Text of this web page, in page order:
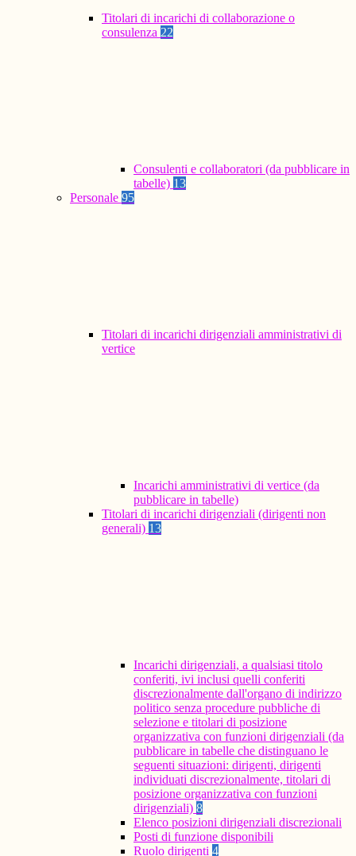
Titolari di incarichi di collaborazione o
consulenza 22
Consulenti e collaboratori (da pubblicare in
tabelle) 13
Personale 95
Titolari di incarichi dirigenziali amministrativi di
vertice
Incarichi amministrativi di vertice (da
pubblicare in tabelle)
Titolari di incarichi dirigenziali (dirigenti non
generali) 13
Incarichi dirigenziali, a qualsiasi titolo
conferiti, ivi inclusi quelli conferiti
discrezionalmente dall'organo di indirizzo
politico senza procedure pubbliche di
selezione e titolari di posizione
organizzativa con funzioni dirigenziali (da
pubblicare in tabelle che distinguano le
seguenti situazioni: dirigenti, dirigenti
individuati discrezionalmente, titolari di
posizione organizzativa con funzioni
dirigenziali) 8
Elenco posizioni dirigenziali discrezionali
Posti di funzione disponibili
Ruolo dirigenti 4